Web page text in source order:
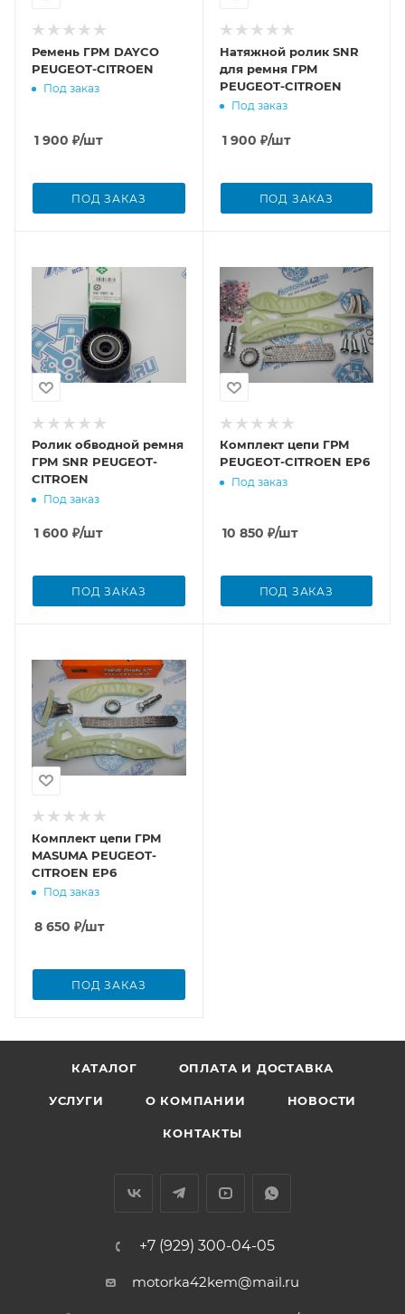
Ремень ГРМ DAYCO
PEUGEOT-CITROEN
Под заказ
1 900 ₽/шт
ПОД ЗАКАЗ
Натяжной ролик SNR
для ремня ГРМ
PEUGEOT-CITROEN
Под заказ
1 900 ₽/шт
ПОД ЗАКАЗ
Ролик обводной ремня
ГРМ SNR PEUGEOT-
CITROEN
Под заказ
1 600 ₽/шт
ПОД ЗАКАЗ
Комплект цепи ГРМ
PEUGEOT-CITROEN EP6
Под заказ
10 850 ₽/шт
ПОД ЗАКАЗ
Комплект цепи ГРМ
MASUMA PEUGEOT-
CITROEN EP6
Под заказ
8 650 ₽/шт
ПОД ЗАКАЗ
КАТАЛОГ ОПЛАТА И ДОСТАВКА
УСЛУГИ О КОМПАНИИ НОВОСТИ
КОНТАКТЫ
+7 (929) 300-04-05
motorka42kem@mail.ru